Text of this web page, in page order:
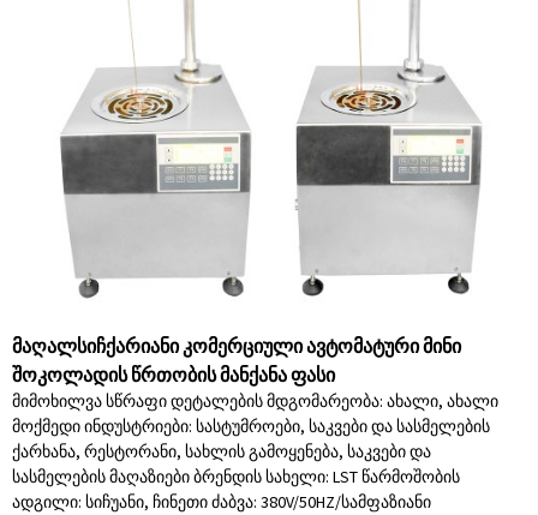
მაღალსიჩქარიანი კომერციული ავტომატური მინი
შოკოლადის წრთობის მანქანა ფასი
მიმოხილვა სწრაფი დეტალების მდგომარეობა: ახალი, ახალი
მოქმედი ინდუსტრიები: სასტუმროები, საკვები და სასმელების
ქარხანა, რესტორანი, სახლის გამოყენება, საკვები და
სასმელების მაღაზიები ბრენდის სახელი: LST წარმოშობის
ადგილი: სიჩუანი, ჩინეთი ძაბვა: 380V/50HZ/სამფაზიანი